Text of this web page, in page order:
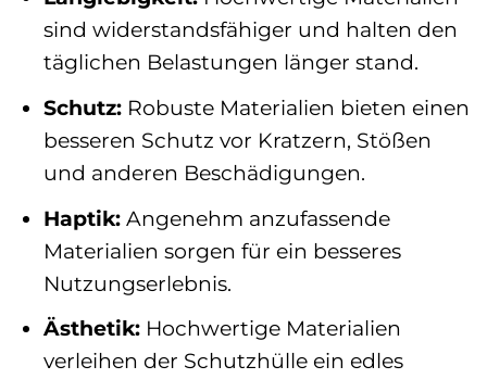
sind widerstandsfähiger und halten den
täglichen Belastungen länger stand.
Schutz: Robuste Materialien bieten einen
besseren Schutz vor Kratzern, Stößen
und anderen Beschädigungen.
Haptik: Angenehm anzufassende
Materialien sorgen für ein besseres
Nutzungserlebnis.
Ästhetik: Hochwertige Materialien
verleihen der Schutzhülle ein edles